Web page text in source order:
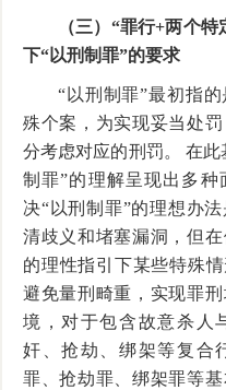
（三）“罪行+两个
下“以刑制罪”的要求
“以刑制罪”最初指
殊个案，为实现妥当处
分考虑对应的刑罚。 在此
制罪”的理解呈现出多种
决“以刑制罪”的理想办
清歧义和堵塞漏洞，但
的理性指引下某些特殊
避免量刑畸重，实现罪
境，对于包含故意杀人
奸、抢劫、绑架等复合
罪、抢劫罪、绑架罪等